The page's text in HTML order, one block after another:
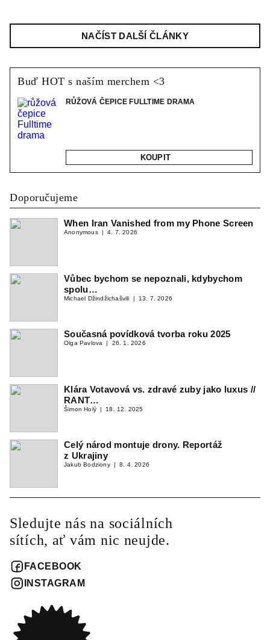
NAČÍST DALŠÍ ČLÁNKY
Buď HOT s naším merchem <3
RŮŽOVÁ ČEPICE FULLTIME DRAMA
KOUPIT
Doporučujeme
When Iran Vanished from my Phone Screen
Anonymous 4. 7. 2026
Vůbec bychom se nepoznali, kdybychom
spolu…
Michael Džindžichašvili 13. 7. 2026
Současná povídková tvorba roku 2025
Olga Pavlova 26. 1. 2026
Klára Votavová vs. zdravé zuby jako luxus //
RANT…
Šimon Holý 18. 12. 2025
Celý národ montuje drony. Reportáž
z Ukrajiny
Jakub Bodziony 8. 4. 2026
Sledujte nás na sociálních
sítích, ať vám nic neujde.
FACEBOOK
INSTAGRAM